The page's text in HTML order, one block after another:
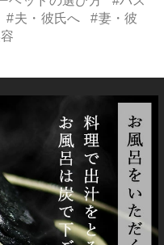
#夫・彼氏へ
#妻・彼